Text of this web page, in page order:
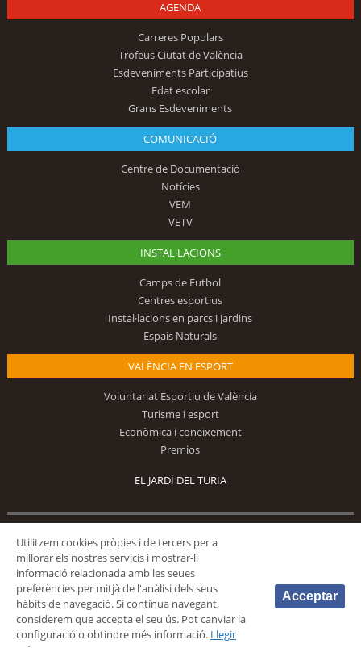
AGENDA
Carreres Populars
Trofeus Ciutat de València
Esdeveniments Participatius
Edat escolar
Grans Esdeveniments
COMUNICACIÓ
Centre de Documentació
Notícies
VEM
VETV
INSTAL·LACIONS
Camps de Futbol
Centres esportius
Instal·lacions en parcs i jardins
Espais Naturals
VALÈNCIA EN ESPORT
Voluntariat Esportiu de València
Turisme i esport
Econòmica i coneixement
Premios
EL JARDÍ DEL TURIA
© 2026 Fundación Deportiva Municipal Valencia |AVÍS LEGAL
Utilitzem cookies pròpies i de tercers per a
millorar els nostres servicis i mostrar-li
informació relacionada amb les seues
preferències per mitjà de l'anàlisi dels seus
hàbits de navegació. Si contínua navegant,
considerem que accepta el seu ús. Pot canviar la
configuració o obtindre més informació. Llegir
Acceptar